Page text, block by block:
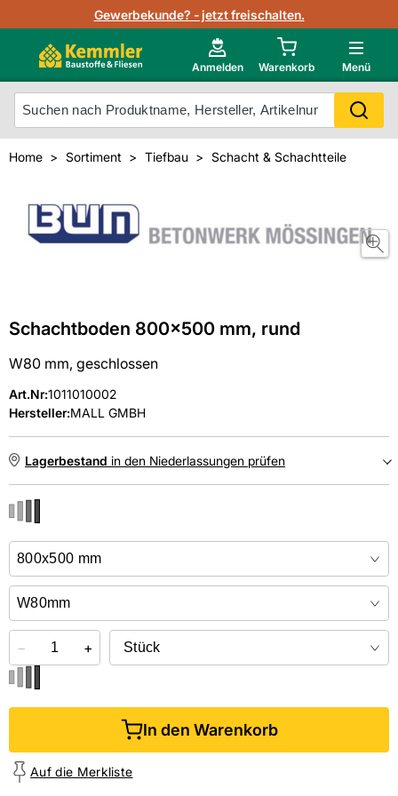
Gewerbekunde? - jetzt freischalten.
Anmelden Warenkorb Menü
Lagerbestand in Echtzeit
Nutzerverwaltung
Photovoltaik Konfigurator
Starker Service
Neu im Onlineshop?
Mein Konto
Kunden kauften auch
Unsere Kemmler-Marke
Home Sortiment Tiefbau Schacht & Schachtteile
Schachtboden 800x500 mm, rund
W80 mm, geschlossen
Art.Nr:1011010002
Hersteller:MALL GMBH
Lagerbestand in den Niederlassungen prüfen
Online kaufen &
− +
In den Warenkorb
Auf die Merkliste